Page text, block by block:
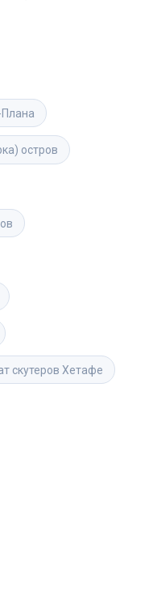
остров
скутеров Хетафе